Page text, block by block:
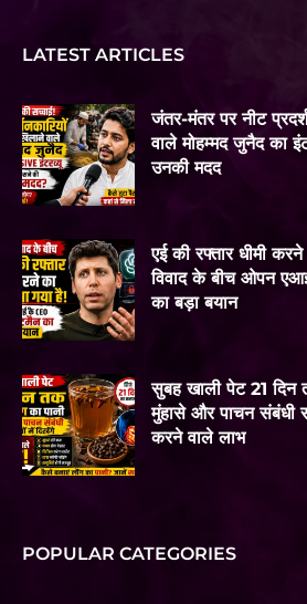
LATEST ARTICLES
जंतर-मंतर पर नीट
वाले मोहम्मद जुनैद का
उनकी मदद
एई की रफ्तार धीमी
विवाद के बीच ओपन
का बड़ा बयान
सुबह खाली पेट 21 दिन
मुंहासे और पाचन संबंधी
करने वाले लाभ
POPULAR CATEGORIES